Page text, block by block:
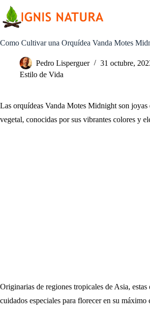
contenido
Como Cultivar una Orquídea Vanda Motes
Pedro Lisperguer
31 octubre,
Estilo de Vida
Las orquídeas Vanda Motes Midnight son joyas
vegetal, conocidas por sus vibrantes colores y
Originarias de regiones tropicales de Asia, estas
cuidados especiales para florecer en su máximo